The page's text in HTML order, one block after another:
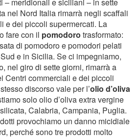
– meridionali e siciliani – in sette
nel Nord Italia rimarrà negli scaffali
e dei piccoli supermercati. La
fare con il pomodoro trasformato:
di pomodoro e pomodori pelati
e in Sicilia. Se ci impegniamo,
nel giro di sette giorni, rimarrà a
Centri commerciali e dei piccoli
discorso vale per l’olio d’oliva
solo olio d’oliva extra vergine
Calabria, Campania, Puglia.
provochiamo un danno micidiale
perché sono tre prodotti molto